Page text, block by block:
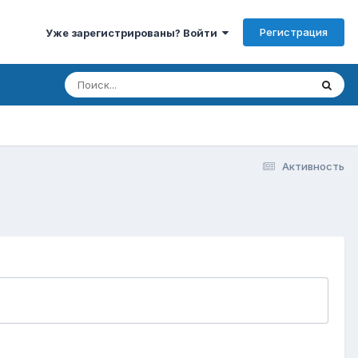
Уже зарегистрированы? Войти Регистрация
Активность